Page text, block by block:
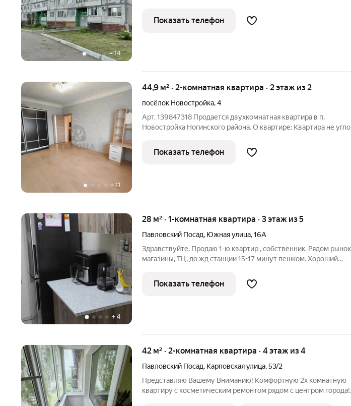
+14
остаётся мебель,поэтому можно заехать и жить. В доме
полностью произведена замена
Показать телефон
+ 11
44,9 м² · 2-комнатная квартира · 2 этаж из 2
посёлок Новостройка,4
Арт. 139847318 Продается двухкомнатная квартира в п.
Новостройка Ногинского района. О квартире: Квартира не
комнаты изолированные 17.5 м и 10.5м. Окна ПВХ. Имеется
просторный
Показать телефон
+4
28 м² · 1-комнатная квартира · 3 этаж из 5
Павловский Посад, Южная улица,16А
Здравствуйте. Продаю 1-ю квартир , собственник. Рядом
магазины, ТЦ, до жд станции 15-17 минут пешком. Хороший
квартира, Количество комнат: 1, Общая площадь: 28 м, Площадь
кухни: 5
Показать телефон
42 м² · 2-комнатная квартира · 4 этаж из 4
Павловский Посад, Карповская улица,53/2
Представляю Вашему Вниманию! Комфортную 2х комнатную
квартиру с косметическим ремонтом рядом с центром города!